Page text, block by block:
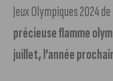
Jeux Olympiques 2024
précieuse flamme
juillet, l’année